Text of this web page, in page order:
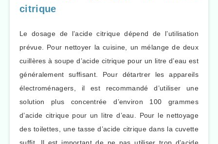
citrique
Le dosage de l’acide citrique dépend de l’utilisation
prévue. Pour nettoyer la cuisine, un mélange de deux
cuillères à soupe d’acide citrique pour un litre d’eau est
généralement suffisant. Pour détartrer les appareils
électroménagers, il est recommandé d’utiliser une
solution plus concentrée d’environ 100 grammes
d’acide citrique pour un litre d’eau. Pour le nettoyage
des toilettes, une tasse d’acide citrique dans la cuvette